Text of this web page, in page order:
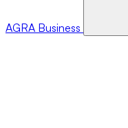
AGRA Business